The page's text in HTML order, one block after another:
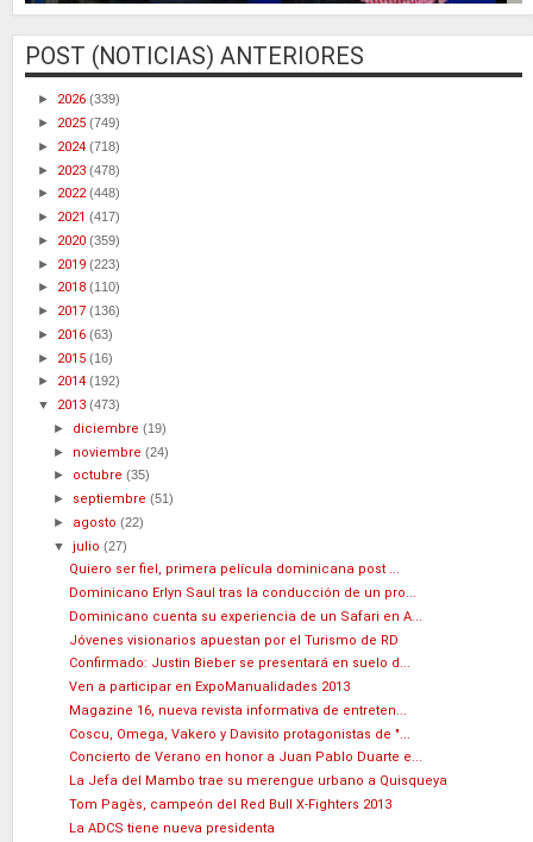
POST (NOTICIAS) ANTERIORES
► 2026 (339)
► 2025 (749)
► 2024 (718)
► 2023 (478)
► 2022(448)
► 2021 (417)
► 2020 (359)
► 2019 (223)
► 2018 (110)
► 2017 (136)
► 2016 (63)
► 2015 (16)
► 2014 (192)
▼ 2013 (473)
► diciembre(19)
► noviembre(24)
► octubre(35)
► septiembre(51)
► agosto(22)
▼julio(27)
Quiero ser fiel, primera película dominicana post ...
Dominicano Erlyn Saul tras la conducción de un pro...
Dominicano cuenta su experiencia de un Safari en A...
Jóvenes visionarios apuestan por el Turismo de RD
Confirmado: Justin Bieber se presentará en suelo d...
Ven a participar en ExpoManualidades 2013
Magazine 16, nueva revista informativa de entreten...
Coscu, Omega, Vakero y Davisito protagonistas de "...
Concierto de Verano en honor a Juan Pablo Duarte e...
La Jefa del Mambo trae su merengue urbano a Quisqueya
Tom Pagès, campeón del Red Bull X-Fighters 2013
La ADCS tiene nueva presidenta